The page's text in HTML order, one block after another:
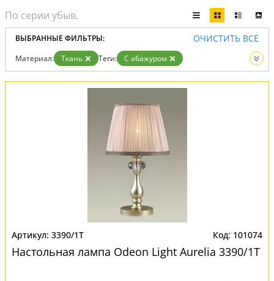
ВЫБРАННЫЕ ФИЛЬТРЫ: ОЧИСТИТЬ ВСЕ
Материал: Ткань Теги:
С абажуром
Вид:
Настольные лампы
3390/1T 101074
Настольная лампа Odeon Light Aurelia 3390/1T